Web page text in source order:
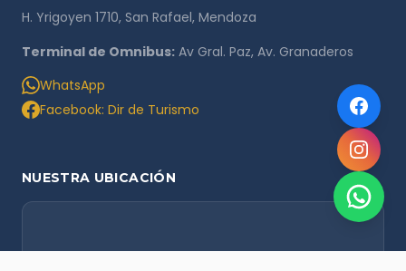
H. Yrigoyen 1710, San Rafael, Mendoza
Terminal de Omnibus: Av Gral. Paz, Av. Granaderos
WhatsApp
Facebook: Dir de Turismo
NUESTRA UBICACIÓN